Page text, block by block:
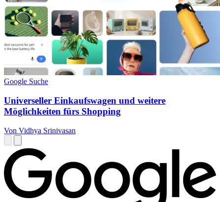
Google Suche
Universeller Einkaufswagen und weitere
Möglichkeiten fürs Shopping
Von Vidhya Srinivasan